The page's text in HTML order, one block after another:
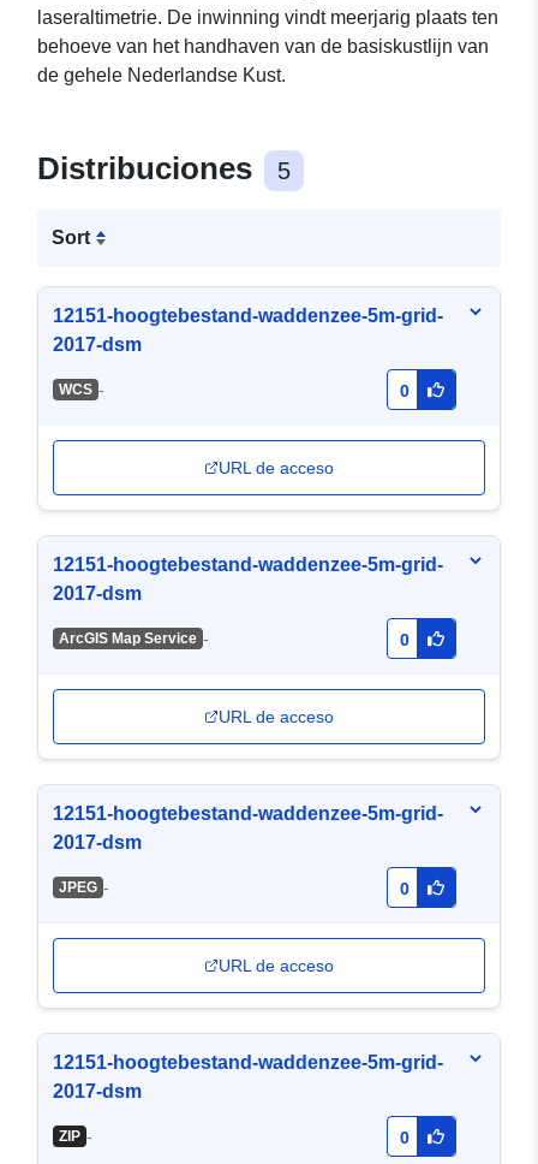
laseraltimetrie. De inwinning vindt meerjarig plaats ten
behoeve van het handhaven van de basiskustlijn van
de gehele Nederlandse Kust.
Distribuciones 5
Sort
12151-hoogtebestand-waddenzee-5m-grid-
2017-dsm
WCS - 0
URL de acceso
12151-hoogtebestand-waddenzee-5m-grid-
2017-dsm
ArcGIS Map Service - 0
URL de acceso
12151-hoogtebestand-waddenzee-5m-grid-
2017-dsm
JPEG - 0
URL de acceso
12151-hoogtebestand-waddenzee-5m-grid-
2017-dsm
ZIP - 0